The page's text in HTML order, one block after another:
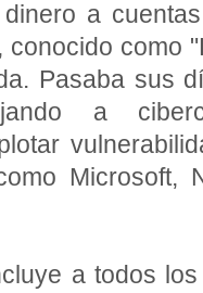
a
conocido como
Pasaba sus
a
Microsoft,
a todos